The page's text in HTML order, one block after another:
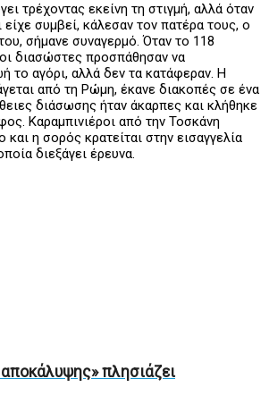
τρέχοντας εκείνη τη στιγμή, αλλά όταν
είχε συμβεί, κάλεσαν τον πατέρα τους, ο
σήμανε συναγερμό. Όταν το 118
διασώστες προσπάθησαν να
το αγόρι, αλλά δεν τα κατάφεραν. Η
από τη Ρώμη, έκανε διακοπές σε ένα
διάσωσης ήταν άκαρπες και κλήθηκε
Καραμπινιέροι από την Τοσκάνη
η σορός κρατείται στην εισαγγελία
διεξάγει έρευνα.
πλησιάζει